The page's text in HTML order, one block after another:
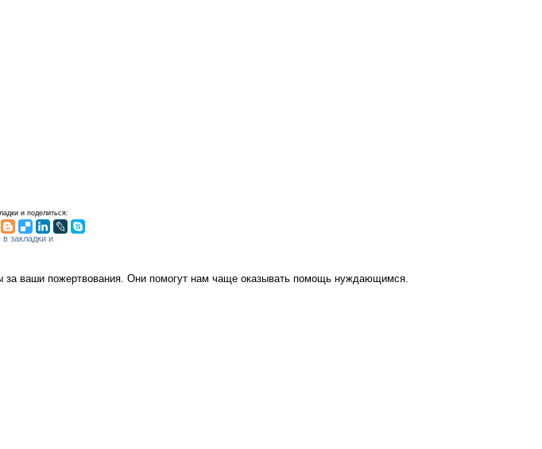
и поделиться:
ваши пожертвования. Они помогут нам чаще оказывать помощь нуждающимся.